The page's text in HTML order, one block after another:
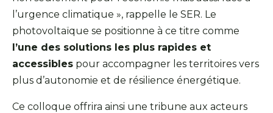
l’urgence climatique », rappelle le SER. Le
photovoltaïque se positionne à ce titre comme
l’une des solutions les plus rapides et
accessibles pour accompagner les territoires vers
plus d’autonomie et de résilience énergétique.
Ce colloque offrira ainsi une tribune aux acteurs